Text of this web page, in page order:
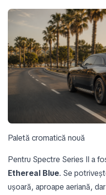
Paletă cromatică nouă
Pentru Spectre Series II a
Ethereal Blue. Se
ușoară, aproape aeriană,